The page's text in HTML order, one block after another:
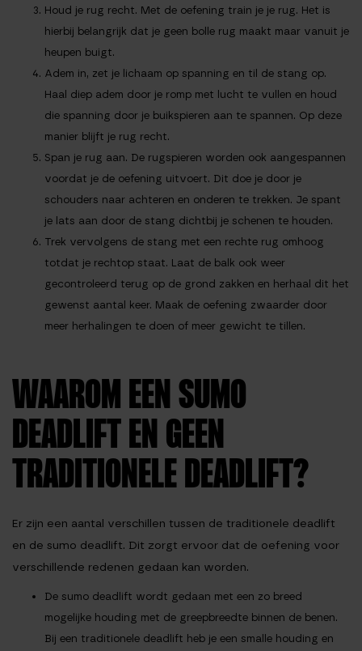
Houd je rug recht. Met de oefening train je je rug. Het is
hierbij belangrijk dat je geen bolle rug maakt maar vanuit je
heupen buigt.
Adem in, zet je lichaam op spanning en til de stang op.
Haal diep adem door je romp met lucht te vullen en houd
die spanning door je buikspieren aan te spannen. Op deze
manier blijft je rug recht.
Span je rug aan. De rugspieren worden ook aangespannen
voordat je de oefening uitvoert. Dit doe je door je
schouders naar achteren en onderen te trekken. Je spant
je lats aan door de stang dichtbij je schenen te houden.
Trek vervolgens de stang met een rechte rug omhoog
totdat je rechtop staat. Laat de balk ook weer
gecontroleerd terug op de grond zakken en herhaal dit het
gewenst aantal keer. Maak de oefening zwaarder door
meer herhalingen te doen of meer gewicht te tillen.
WAAROM EEN SUMO
DEADLIFT EN GEEN
TRADITIONELE DEADLIFT?
Er zijn een aantal verschillen tussen de traditionele deadlift
en de sumo deadlift. Dit zorgt ervoor dat de oefening voor
verschillende redenen gedaan kan worden.
De sumo deadlift wordt gedaan met een zo breed
mogelijke houding met de greepbreedte binnen de benen.
Bij een traditionele deadlift heb je een smalle houding en